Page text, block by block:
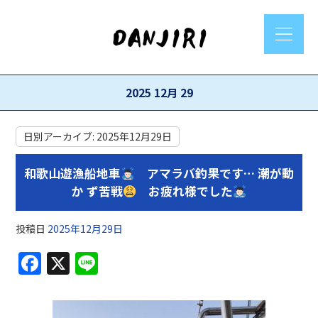
2025 12月 29
日別アーカイブ: 2025年12月29日
和歌山遊漁船地車
アマラバ釣果です… 潮が動
か ず苦戦
お疲れ様でした
投稿日 2025年12月29日
F
a
c
X
e